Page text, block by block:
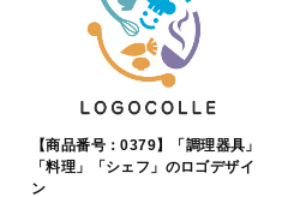
【商品番号：0379】「調理器具」
「料理」「シェフ」のロゴデザイ
ン